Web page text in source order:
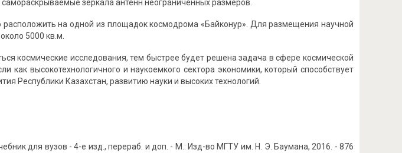
зеркала антенн неограниченных размеров.
на одной из площадок космодрома «Байконур». Для размещения научной
5000 кв.м.
космические исследования, тем быстрее будет решена задача в сфере космической
как высокотехнологичного и наукоемкого сектора экономики, который способствует
Республики Казахстан, развитию науки и высоких технологий.
для вузов - 4-е изд., перераб. и доп. - М.: Изд-во МГТУ им. Н. Э. Баумана, 2016. - 876